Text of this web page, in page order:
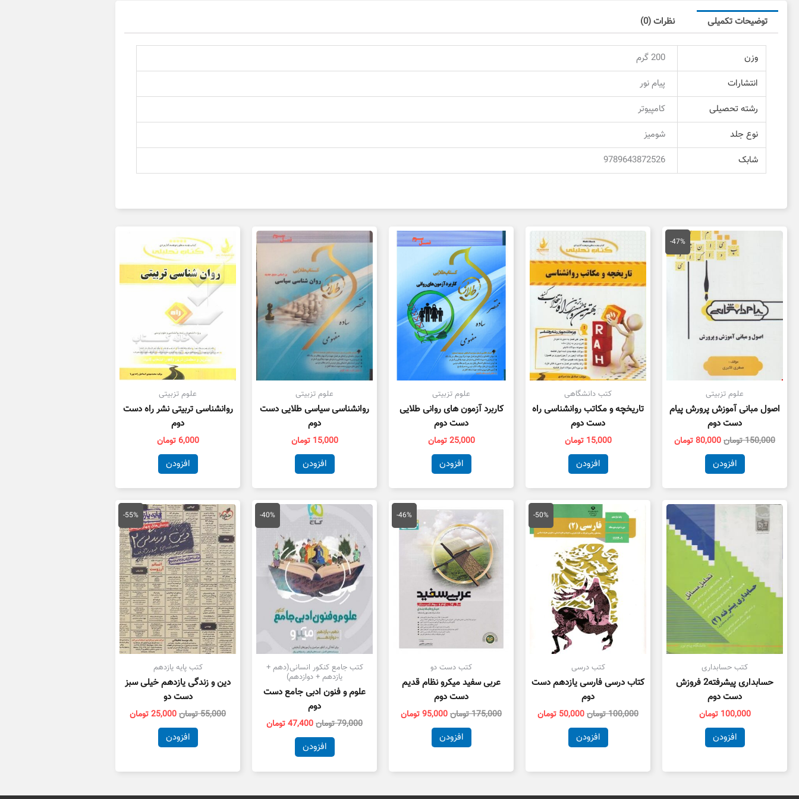
توضیحات تکمیلی نظرات (0)
وزن
200 گرم
انتشارات
پیام نور
رشته تحصیلی
کامپیوتر
نوع جلد
شومیز
شابک
9789643872526
-47%
علوم تزبیتی
اصول مبانی آموزش پرورش پیام
دست دوم
150,000تومان
قیمت
اصلی
150,000 تومان
بود.
80,000تومان
قیمت
فعلی
است.
افزودن
کتب دانشگاهی
تاریخچه و مکاتب روانشناسی راه
دست دوم
15,000 تومان
افزودن
علوم تزبیتی
کاربرد آزمون های روانی طلایی
دست دوم
25,000 تومان
افزودن
علوم تزبیتی
روانشناسی سیاسی طلایی دست
دوم
15,000 تومان
افزودن
علوم تزبیتی
روانشناسی تربیتی نشر راه دست
دوم
6,000 تومان
افزودن
کتب حسابداری
حسابداری پیشرفته2 فروزش
دست دوم
100,000 تومان
افزودن
-50%
کتب درسی
کتاب درسی فارسی یازدهم دست
دوم
100,000تومان
قیمت
اصلی
100,000 تومان
بود.
50,000 تومان
قیمت
فعلی
است.
افزودن
-46%
کتب دست دو
عربی سفید میکرو نظام قدیم
دست دوم
175,000تومان
اصلی
175,000 تومان
بود.
95,000تومان
قیمت
فعلی
افزودن
-40%
کتب جامع کنکور انسانی(دهم +
یازدهم + دوازدهم)
علوم و فنون ادبی جامع دست
دوم
79,000تومان
قیمت
اصلی
79,000 تومان
بود.
47,400تومان
قیمت
فعلی
47,400 تومان
افزودن
-55%
کتب پایه یازدهم
دین و زندگی یازدهم خیلی سبز
دست دو
55,000تومان
قیمت
اصلی
55,000 تومان
بود.
25,000تومان
قیمت
فعلی
است.
افزودن